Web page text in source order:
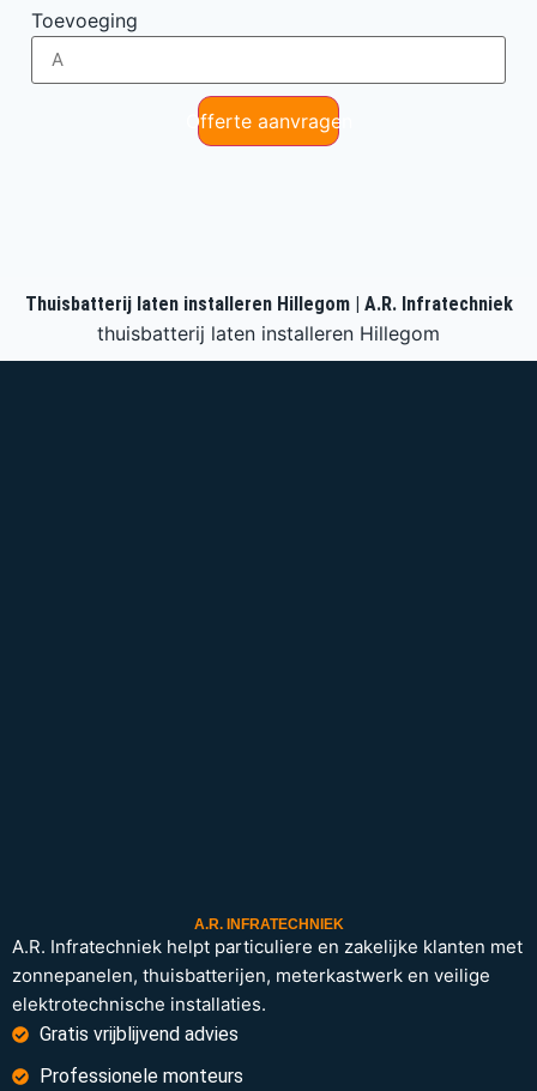
Toevoeging
Offerte aanvragen
Thuisbatterij laten installeren Hillegom | A.R. Infratechniek
thuisbatterij laten installeren Hillegom
A.R. INFRATECHNIEK
A.R. Infratechniek helpt particuliere en zakelijke klanten met
zonnepanelen, thuisbatterijen, meterkastwerk en veilige
elektrotechnische installaties.
Gratis vrijblijvend advies
Professionele monteurs